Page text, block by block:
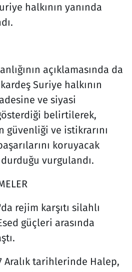
halkının yanında
açıklamasında da
Suriye halkının
ve siyasi
belirtilerek,
ve istikrarını
koruyacak
vurgulandı.
rejim karşıtı silahlı
güçleri arasında
Aralık tarihlerinde Halep,